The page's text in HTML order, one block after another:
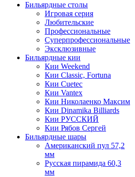
Бильярдные столы
Игровая серия
Любительские
Профессиональные
Суперпрофессиональные
Эксклюзивные
Бильярдные кии
Кии Weekend
Кии Classic, Fortuna
Кии Cuetec
Кии Vantex
Кии Николаенко Максим
Кии Dinamika Billiards
Кии РУССКИЙ
Кии Рябов Сергей
Бильярдные шары
Американский пул 57,2
мм
Русская пирамида 60,3
мм